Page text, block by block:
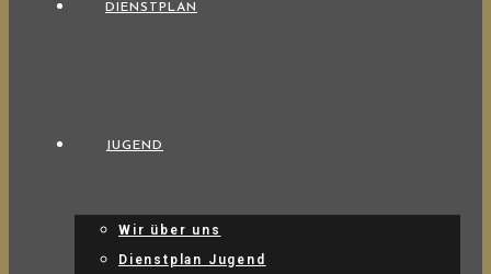
DIENSTPLAN
JUGEND
Wir über uns
Dienstplan Jugend